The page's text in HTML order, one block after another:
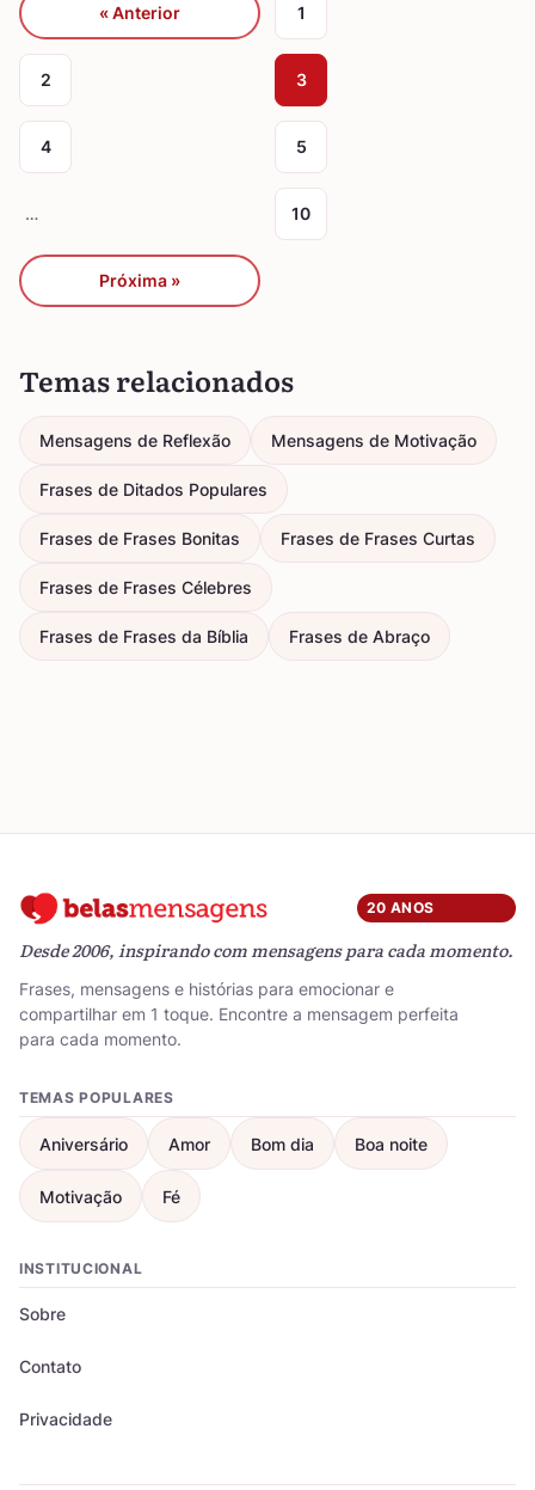
« Anterior 1
2 3
4 5
… 10
Próxima »
Temas relacionados
Mensagens de Reflexão Mensagens de Motivação
Frases de Ditados Populares
Frases de Frases Bonitas Frases de Frases Curtas
Frases de Frases Célebres
Frases de Frases da Bíblia Frases de Abraço
20 ANOS
Desde 2006, inspirando com mensagens para cada momento.
Frases, mensagens e histórias para emocionar e
compartilhar em 1 toque. Encontre a mensagem perfeita
para cada momento.
TEMAS POPULARES
Aniversário Amor Bom dia Boa noite
Motivação Fé
INSTITUCIONAL
Sobre
Contato
Privacidade